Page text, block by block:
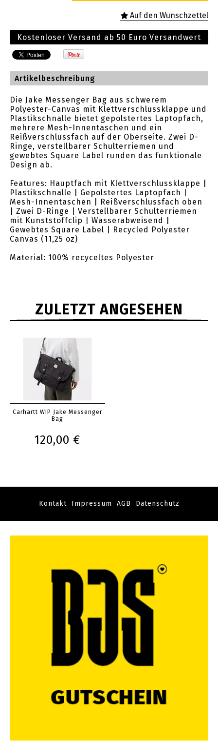
Kostenloser Versand ab 50 Euro Versandwert
Artikelbeschreibung
Die Jake Messenger Bag aus schwerem
Polyester-Canvas mit Klettverschlussklappe und
Plastikschnalle bietet gepolstertes Laptopfach,
mehrere Mesh-Innentaschen und ein
Reißverschlussfach auf der Oberseite. Zwei D-
Ringe, verstellbarer Schulterriemen und
gewebtes Square Label runden das funktionale
Design ab.
Features: Hauptfach mit Klettverschlussklappe |
Plastikschnalle | Gepolstertes Laptopfach |
Mesh-Innentaschen | Reißverschlussfach oben
| Zwei D-Ringe | Verstellbarer Schulterriemen
mit Kunststoffclip | Wasserabweisend |
Gewebtes Square Label | Recycled Polyester
Canvas (11,25 oz)
Material: 100% recyceltes Polyester
ZULETZT ANGESEHEN
Carhartt WIP Jake Messenger
Bag
120,00 €
Kontakt Impressum AGB Datenschutz